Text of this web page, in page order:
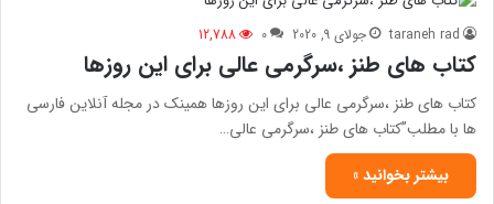
taraneh rad جولای 9, 2020 0
12,788
کتاب های طنز ،سرگرمی عالی برای این روزها
کتاب های طنز ،سرگرمی عالی برای این روزها همینک در مجله آنلاین فارسی
ها با مطلب”کتاب های طنز ،سرگرمی عالی…
بیشتر بخوانید »